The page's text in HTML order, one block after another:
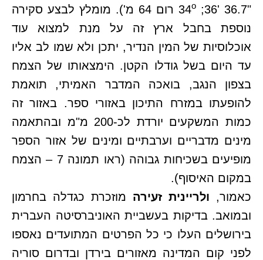
"34
o
;36' 36.7 רום 64 מ'). מומלץ לבצע סקירה
נוספת בחבל ארץ זה על מנת למצוא עוד
אוכלוסיות של המין הנדיר, יתכן ולא שמו לב אליו
עד היום בשל גודלו הקטן. הימצאותו של הצמח
בצפון הנגב, בואכה המדבר האמיתי, תואמת
להופעתו במזרח התיכון באזורי ספר. באזור זה
כמות המשקעים יורדת לכ-200 מ"מ ובהתאמה
מינים מדבריים וערבתיים ומינים של אזור הספר
מופיעים בשכיחות גבוהה (ראו תמונה 7 – הצמח
במקום האיסוף).
כאמור, ולריינית זעירה מוזכרת כגדלה בחרמון
ובמואב. בדיקות בעשביית האוניברסיטה העברית
בירושלים העלו כי כל הפרטים המתועדים נאספו
לפני קום המדינה מאזורים בירדן ובדרום סוריה